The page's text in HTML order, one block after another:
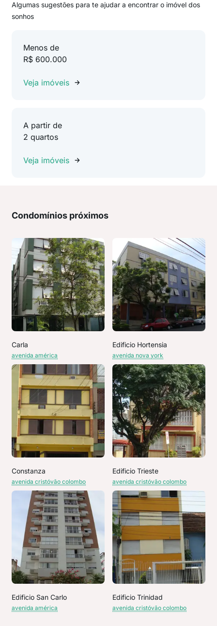
Algumas sugestões para te ajudar a encontrar o imóvel dos
sonhos
Menos de
R$ 600.000
Veja imóveis
A partir de
2 quartos
Veja imóveis
Condomínios próximos
Carla
avenida américa
Edificio Hortensia
avenida nova york
Constanza
avenida cristóvão colombo
Edificio Trieste
avenida cristóvão colombo
Edificio San Carlo
avenida américa
Edificio Trinidad
avenida cristóvão colombo